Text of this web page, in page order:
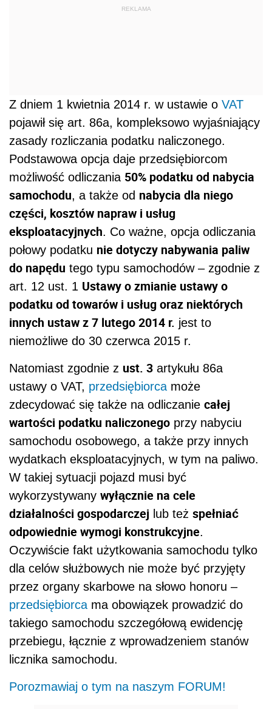
REKLAMA
Z dniem 1 kwietnia 2014 r. w ustawie o VAT
pojawił się art. 86a, kompleksowo wyjaśniający
zasady rozliczania podatku naliczonego.
Podstawowa opcja daje przedsiębiorcom
możliwość odliczania 50% podatku od nabycia
samochodu, a także od nabycia dla niego
części, kosztów napraw i usług
eksploatacyjnych. Co ważne, opcja odliczania
połowy podatku nie dotyczy nabywania paliw
do napędu tego typu samochodów – zgodnie z
art. 12 ust. 1 Ustawy o zmianie ustawy o
podatku od towarów i usług oraz niektórych
innych ustaw z 7 lutego 2014 r. jest to
niemożliwe do 30 czerwca 2015 r.
Natomiast zgodnie z ust. 3 artykułu 86a
ustawy o VAT, przedsiębiorca może
zdecydować się także na odliczanie całej
wartości podatku naliczonego przy nabyciu
samochodu osobowego, a także przy innych
wydatkach eksploatacyjnych, w tym na paliwo.
W takiej sytuacji pojazd musi być
wykorzystywany wyłącznie na cele
działalności gospodarczej lub też spełniać
odpowiednie wymogi konstrukcyjne.
Oczywiście fakt użytkowania samochodu tylko
dla celów służbowych nie może być przyjęty
przez organy skarbowe na słowo honoru –
przedsiębiorca ma obowiązek prowadzić do
takiego samochodu szczegółową ewidencję
przebiegu, łącznie z wprowadzeniem stanów
licznika samochodu.
Porozmawiaj o tym na naszym FORUM!